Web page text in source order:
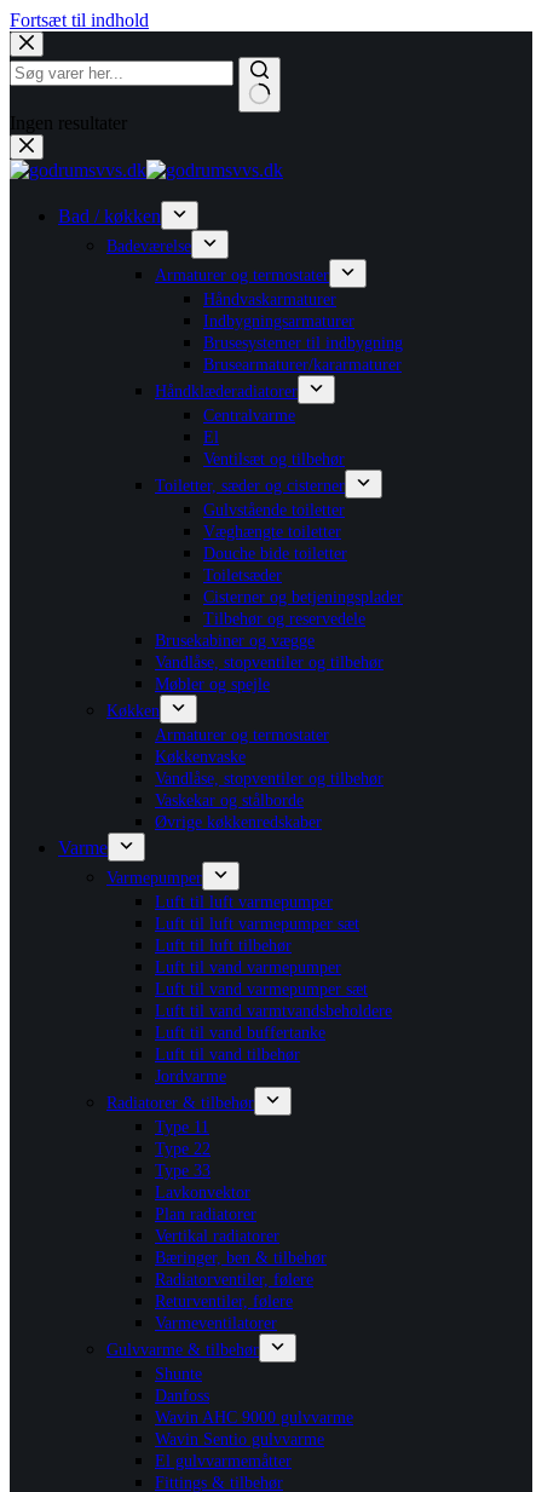
Fortsæt til indhold
Ingen resultater
Bad / køkken
Badeværelse
Armaturer og termostater
Håndvaskarmaturer
Indbygningsarmaturer
Brusesystemer til indbygning
Brusearmaturer/kararmaturer
Håndklæderadiatorer
Centralvarme
El
Ventilsæt og tilbehør
Toiletter, sæder og cisterner
Gulvstående toiletter
Væghængte toiletter
Douche bide toiletter
Toiletsæder
Cisterner og betjeningsplader
Tilbehør og reservedele
Brusekabiner og vægge
Vandlåse, stopventiler og tilbehør
Møbler og spejle
Køkken
Armaturer og termostater
Køkkenvaske
Vandlåse, stopventiler og tilbehør
Vaskekar og stålborde
Øvrige køkkenredskaber
Varme
Varmepumper
Luft til luft varmepumper
Luft til luft varmepumper sæt
Luft til luft tilbehør
Luft til vand varmepumper
Luft til vand varmepumper sæt
Luft til vand varmtvandsbeholdere
Luft til vand buffertanke
Luft til vand tilbehør
Jordvarme
Radiatorer & tilbehør
Type 11
Type 22
Type 33
Lavkonvektor
Plan radiatorer
Vertikal radiatorer
Bæringer, ben & tilbehør
Radiatorventiler, følere
Returventiler, følere
Varmeventilatorer
Gulvvarme & tilbehør
Shunte
Danfoss
Wavin AHC 9000 gulvvarme
Wavin Sentio gulvvarme
El gulvvarmemåtter
Fittings & tilbehør